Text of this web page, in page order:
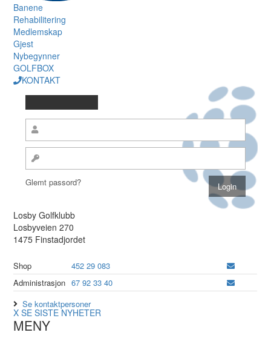
Banene
Rehabilitering
Medlemskap
Gjest
Nybegynner
GOLFBOX
KONTAKT
Glemt passord?
Losby Golfklubb
Losbyveien 270
1475 Finstadjordet
Shop
452 29 083
Administrasjon 67 92 33 40
Se kontaktpersoner
X SE SISTE NYHETER
MENY